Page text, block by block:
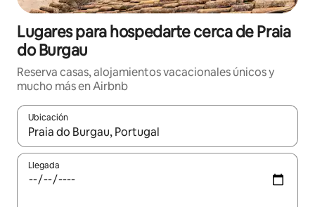
Lugares para hospedarte cerca de Praia
do Burgau
Reserva casas, alojamientos vacacionales únicos y
mucho más en Airbnb
Ubicación
Cuando los resultados estén disponibles, podrás navegar
Llegada